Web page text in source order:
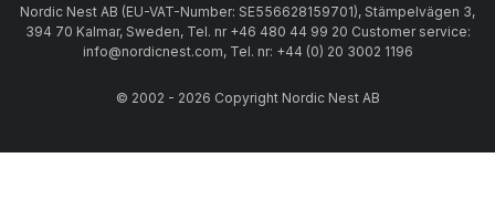
Nordic Nest AB (EU-VAT-Number: SE556628159701), Stämpelvägen 3,
394 70 Kalmar, Sweden, Tel. nr +46 480 44 99 20 Customer service:
info@nordicnest.com, Tel. nr: +44 (0) 20 3002 1196
© 2002 - 2026 Copyright Nordic Nest AB